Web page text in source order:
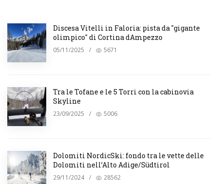
Discesa Vitelli in Faloria: pista da "gigante
olimpico" di Cortina dAmpezzo
05/11/2025 / 5671
Tra le Tofane e le 5 Torri con la cabinovia
Skyline
23/09/2025 / 5006
Dolomiti NordicSki: fondo tra le vette delle
Dolomiti nell’Alto Adige/Südtirol
29/11/2024 / 28562